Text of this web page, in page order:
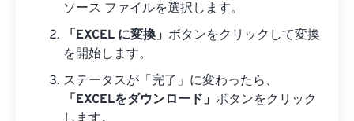
ソース ファイルを選択します。
「EXCEL に変換」 ボタンをクリックして変換
を開始します。
ステータスが「完了」に変わったら、
「EXCELをダウンロード」 ボタンをクリック